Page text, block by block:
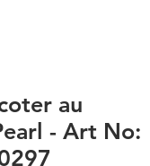
au
- Art No: